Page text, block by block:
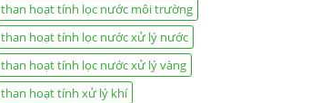
than hoạt tính lọc nước môi trường
than hoạt tính lọc nước xử lý nước
than hoạt tính lọc nước xử lý vàng
than hoạt tính xử lý khí